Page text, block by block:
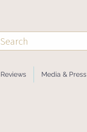
Search
Reviews Media & Press